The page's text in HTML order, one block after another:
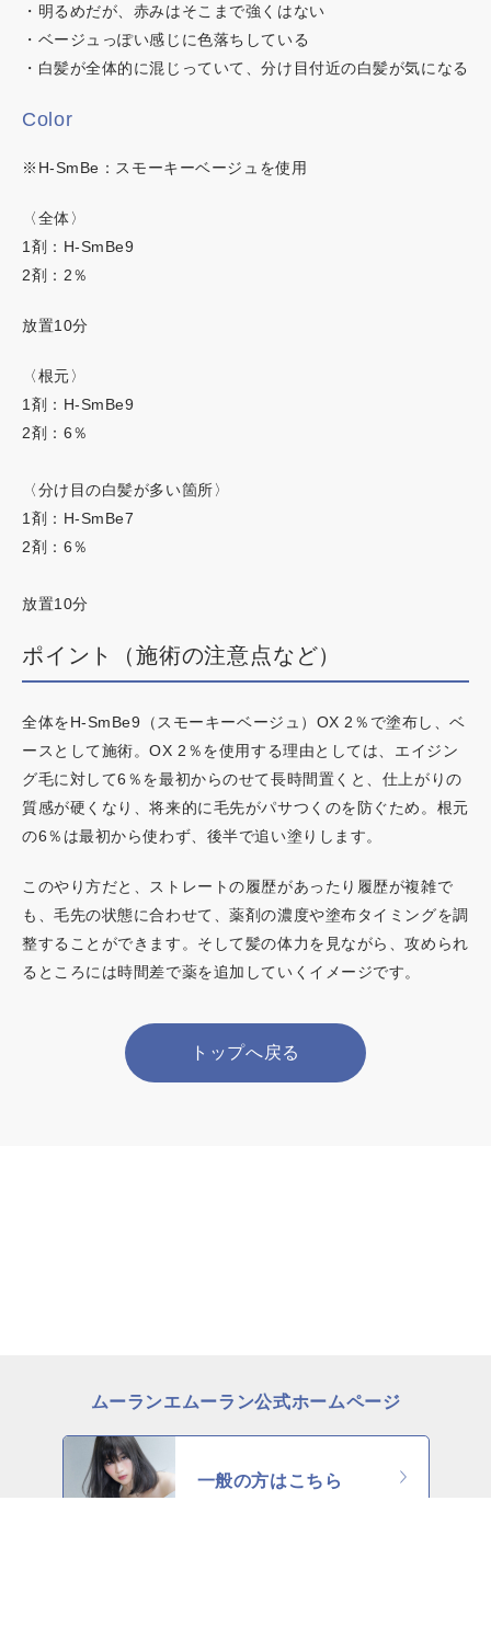
カラーチャート
ネイチャーディープスピーディーカラー
・明るめだが、赤みはそこまで強くはない
・ベージュっぽい感じに色落ちしている
・白髪が全体的に混じっていて、分け目付近の白髪が気になる
Color
※H-SmBe：スモーキーベージュを使用
〈全体〉
1剤：H-SmBe9
2剤：2％
放置10分
〈根元〉
1剤：H-SmBe9
2剤：6％
〈分け目の白髪が多い箇所〉
1剤：H-SmBe7
2剤：6％
放置10分
ポイント（施術の注意点など）
全体をH-SmBe9（スモーキーベージュ）OX 2％で塗布し、ベ
ースとして施術。OX 2％を使用する理由としては、エイジン
グ毛に対して6％を最初からのせて長時間置くと、仕上がりの
質感が硬くなり、将来的に毛先がパサつくのを防ぐため。根元
の6％は最初から使わず、後半で追い塗りします。
このやり方だと、ストレートの履歴があったり履歴が複雑で
も、毛先の状態に合わせて、薬剤の濃度や塗布タイミングを調
整することができます。そして髪の体力を見ながら、攻められ
るところには時間差で薬を追加していくイメージです。
トップへ戻る
ムーランエムーラン公式ホームページ
一般の方はこちら